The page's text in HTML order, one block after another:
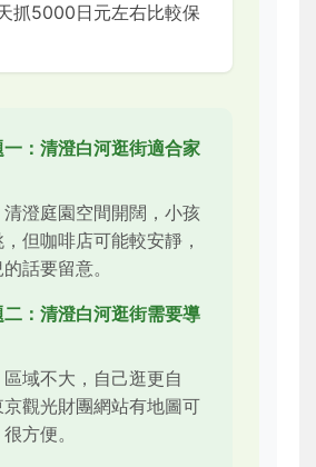
抓5000日元左右比較保
：清澄白河逛街適合家
澄庭園空間開闊，小孩
但咖啡店可能較安靜，
話要留意。
：清澄白河逛街需要導
域不大，自己逛更自
京觀光財團網站有地圖可
方便。